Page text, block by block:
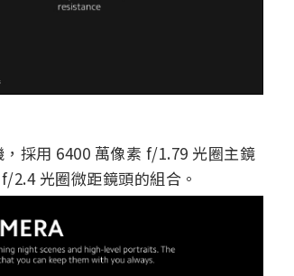
採用 6400 萬像素 f/1.79 光圈主鏡
2.4 光圈微距鏡頭的組合。